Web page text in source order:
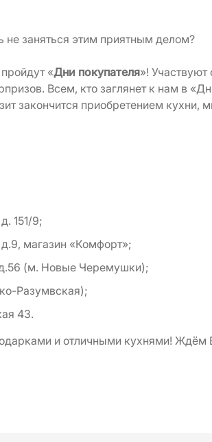
заняться этим приятным делом?
«Дни покупателя»! Участвуют
Всем, кто заглянет к нам в
закончится приобретением кухни,
151/9;
магазин «Комфорт»;
(м. Новые Черемушки);
Разумвская);
43.
и отличными кухнями! Ждём